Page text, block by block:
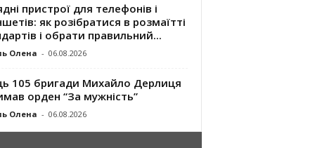
пристрої для телефонів і
як розібратися в розмаїтті
і обрати правильний...
Олена - 06.08.2026
105 бригади Михайло Дерлиця
орден “За мужність”
Олена - 06.08.2026